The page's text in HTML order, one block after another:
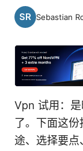
Sebastian
Vpn 试用：
了。下面这份
途、选择要点